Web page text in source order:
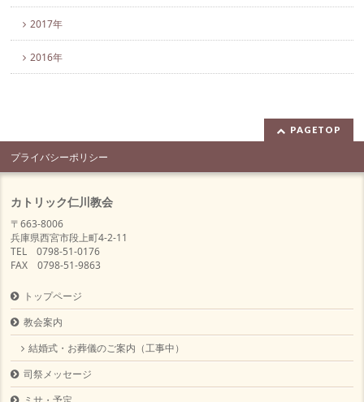
2017年
2016年
PAGETOP
プライバシーポリシー
カトリック仁川教会
〒663-8006
兵庫県西宮市段上町4-2-11
TEL 0798-51-0176
FAX 0798-51-9863
トップページ
教会案内
結婚式・お葬儀のご案内（工事中）
司祭メッセージ